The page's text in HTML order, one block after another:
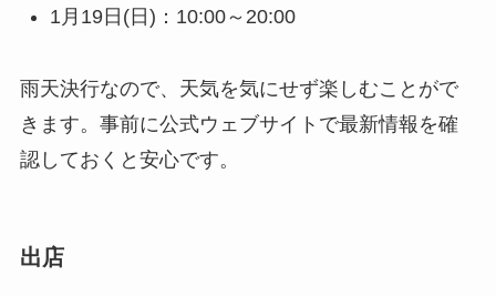
1月19日(日)：10:00～20:00
雨天決行なので、天気を気にせず楽しむことがで
きます。事前に公式ウェブサイトで最新情報を確
認しておくと安心です。
出店